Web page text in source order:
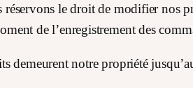
le droit de modifier nos
de l’enregistrement des
demeurent notre propriété